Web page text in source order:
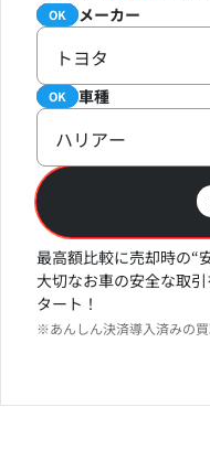
必須 メーカー
OK
トヨタ
必須 車種
OK
ハリアー
最高額比較に売却時の“
大切なお車の安全な取
タート！
※あんしん決済導入済みの買